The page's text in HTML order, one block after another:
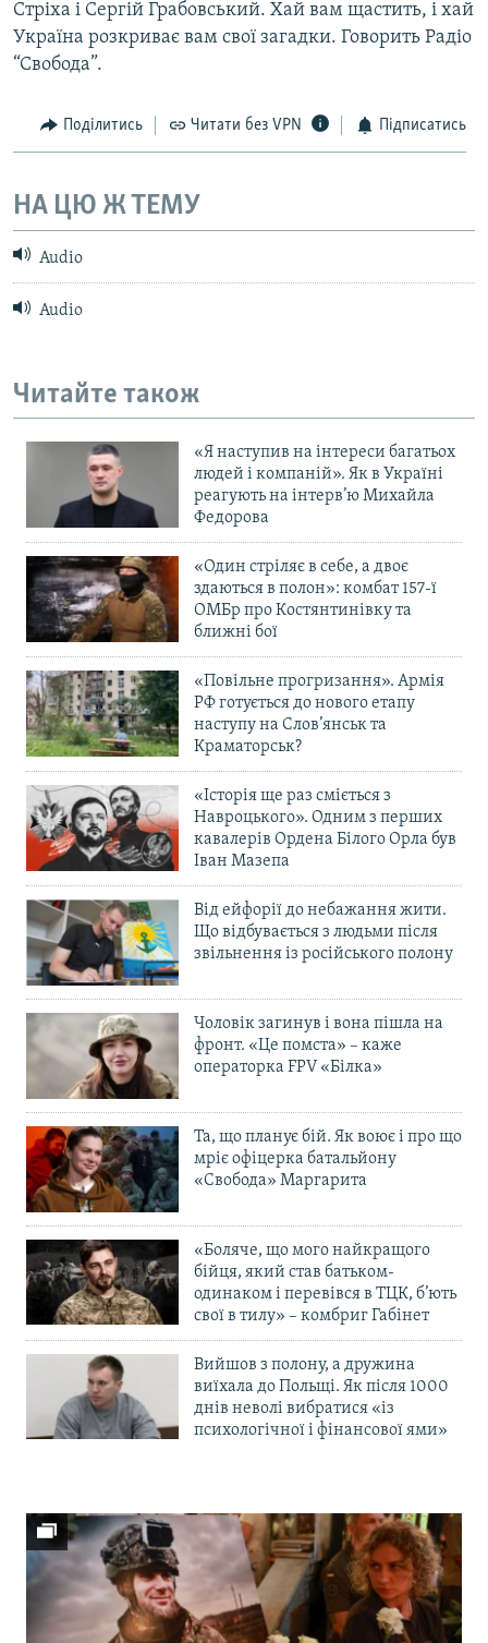
Стріха і Сергій Грабовський. Хай вам щастить, і хай
Україна розкриває вам свої загадки. Говорить Радіо
“Свобода”.
Поділитись Читати без VPN Підписатись
НА ЦЮ Ж ТЕМУ
Audio
Audio
Читайте також
«Я наступив на інтереси багатьох
людей і компаній». Як в Україні
реагують на інтерв’ю Михайла
Федорова
«Один стріляє в себе, а двоє
здаються в полон»: комбат 157-ї
ОМБр про Костянтинівку та
ближні бої
«Повільне прогризання». Армія
РФ готується до нового етапу
наступу на Слов’янськ та
Краматорськ?
«Історія ще раз сміється з
Навроцького». Одним з перших
кавалерів Ордена Білого Орла був
Іван Мазепа
Від ейфорії до небажання жити.
Що відбувається з людьми після
звільнення із російського полону
Чоловік загинув і вона пішла на
фронт. «Це помста» – каже
операторка FPV «Білка»
Та, що планує бій. Як воює і про що
мріє офіцерка батальйону
«Свобода» Маргарита
«Боляче, що мого найкращого
бійця, який став батьком-
одинаком і перевівся в ТЦК, б’ють
свої в тилу» – комбриг Габінет
Вийшов з полону, а дружина
виїхала до Польщі. Як після 1000
днів неволі вибратися «із
психологічної і фінансової ями»